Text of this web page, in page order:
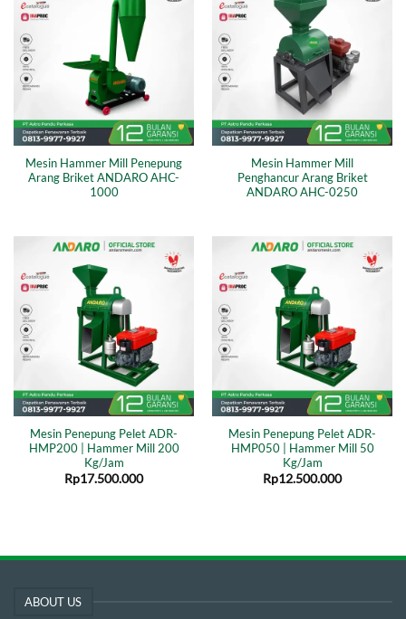
Mesin Hammer Mill Penepung
Arang Briket ANDARO AHC-
1000
Mesin Hammer Mill
Penghancur Arang Briket
ANDARO AHC-0250
Mesin Penepung Pelet ADR-
HMP200 | Hammer Mill 200
Kg/Jam
Rp17.500.000
Mesin Penepung Pelet ADR-
HMP050 | Hammer Mill 50
Kg/Jam
Rp12.500.000
ABOUT US